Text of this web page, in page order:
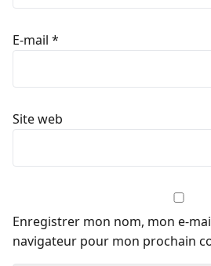
E-mail *
Site web
Enregistrer mon nom, mon e-
navigateur pour mon prochain